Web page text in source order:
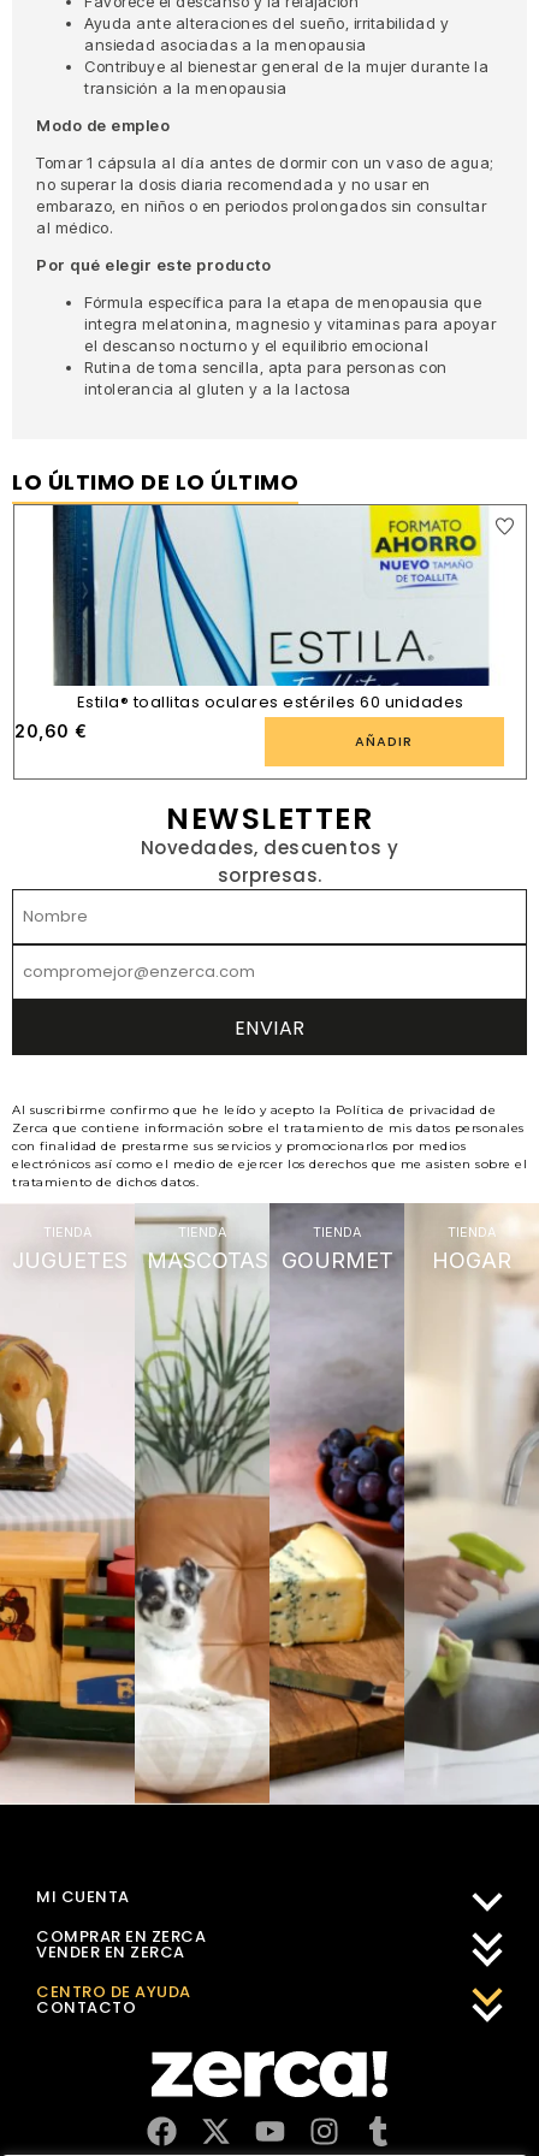
Ayuda ante alteraciones del sueño, irritabilidad y
ansiedad asociadas a la menopausia
Contribuye al bienestar general de la mujer durante la
transición a la menopausia
Modo de empleo
Tomar 1 cápsula al día antes de dormir con un vaso de agua;
no superar la dosis diaria recomendada y no usar en
embarazo, en niños o en periodos prolongados sin consultar
al médico.
Por qué elegir este producto
Fórmula específica para la etapa de menopausia que
integra melatonina, magnesio y vitaminas para apoyar
el descanso nocturno y el equilibrio emocional
Rutina de toma sencilla, apta para personas con
intolerancia al gluten y a la lactosa
LO ÚLTIMO DE LO ÚLTIMO
Estila® toallitas oculares estériles 60 unidades
20,60 € AÑADIR
NEWSLETTER
Novedades, descuentos y
sorpresas.
Al suscribirme confirmo que he leído y acepto la Política de privacidad de
Zerca que contiene información sobre el tratamiento de mis datos personales
con finalidad de prestarme sus servicios y promocionarlos por medios
electrónicos así como el medio de ejercer los derechos que me asisten sobre el
tratamiento de dichos datos.
TIENDA
JUGUETES
TIENDA
MASCOTAS
TIENDA
GOURMET
TIENDA
HOGAR
MI CUENTA
COMPRAR EN ZERCA
VENDER EN ZERCA
CENTRO DE AYUDA
CONTACTO